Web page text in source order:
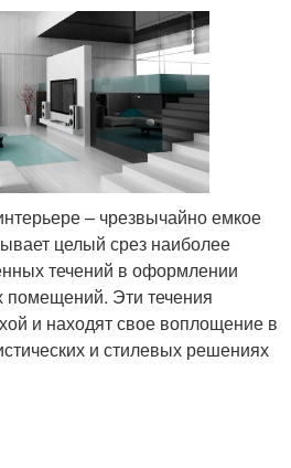
– чрезвычайно емкое
целый срез наиболее
течений в оформлении
Эти течения
и находят свое воплощение в
и стилевых решениях